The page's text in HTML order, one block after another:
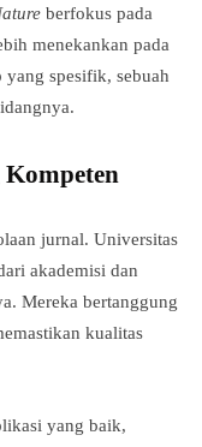
berfokus pada
menekankan pada
spesifik, sebuah
jurnal. Universitas
akademisi dan
Mereka bertanggung
kualitas
yang baik,